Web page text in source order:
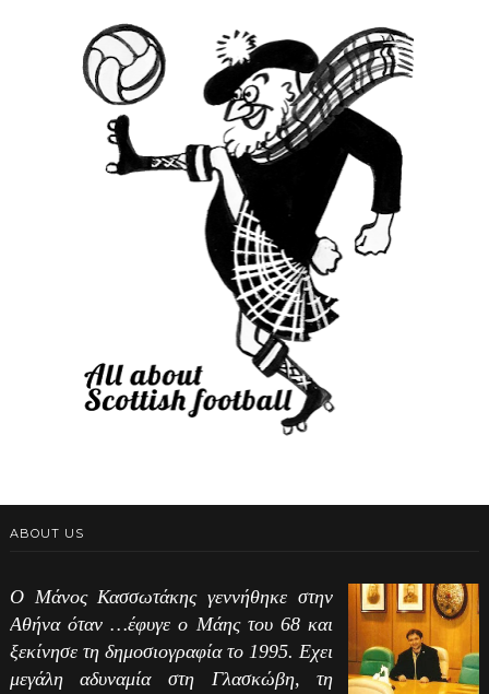
ABOUT US
Ο Μάνος Κασσωτάκης γεννήθηκε στην
Αθήνα όταν …έφυγε ο Μάης του 68 και
ξεκίνησε τη δημοσιογραφία το 1995. Εχει
μεγάλη αδυναμία στη Γλασκώβη, τη